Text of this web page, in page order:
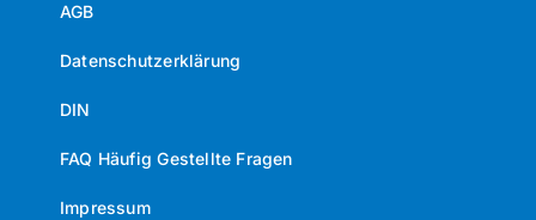
AGB
Datenschutzerklärung
DIN
FAQ Häufig Gestellte Fragen
Impressum